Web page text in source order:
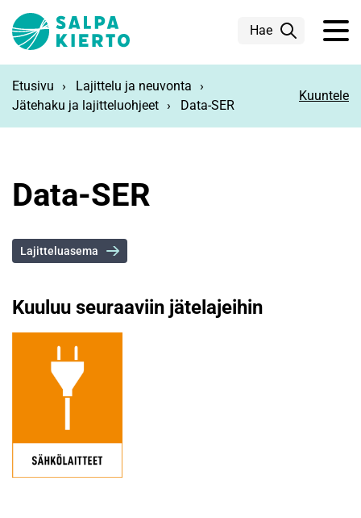
Hae
Etusivu
Lajittelu ja neuvonta
Jätehaku ja lajitteluohjeet
Data-SER
Kuuntele
Data-SER
Lajitteluasema
Kuuluu seuraaviin jätelajeihin